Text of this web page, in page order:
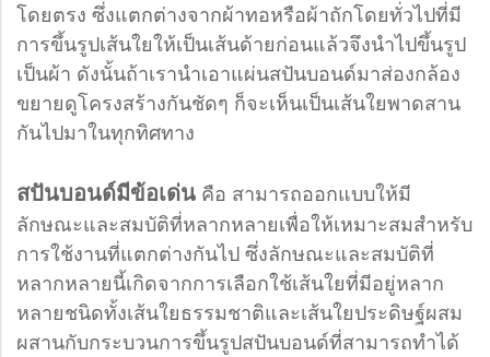
โดยตรง ซึ่งแตกต่างจากผ้าทอหรือผ้าถักโดยทั่วไปที่มี
การขึ้นรูปเส้นใยให้เป็นเส้นด้ายก่อนแล้วจึงนำไปขึ้นรูป
เป็นผ้า ดังนั้นถ้าเรานำเอาแผ่นสปันบอนด์มาส่องกล้อง
ขยายดูโครงสร้างกันชัดๆ ก็จะเห็นเป็นเส้นใยพาดสาน
กันไปมาในทุกทิศทาง
สปันบอนด์มีข้อเด่น คือ สามารถออกแบบให้มี
ลักษณะและสมบัติที่หลากหลายเพื่อให้เหมาะสมสำหรับ
การใช้งานที่แตกต่างกันไป ซึ่งลักษณะและสมบัติที่
หลากหลายนี้เกิดจากการเลือกใช้เส้นใยที่มีอยู่หลาก
หลายชนิดทั้งเส้นใยธรรมชาติและเส้นใยประดิษฐ์ผสม
ผสานกับกระบวนการขึ้นรูปสปันบอนด์ที่สามารถทำได้